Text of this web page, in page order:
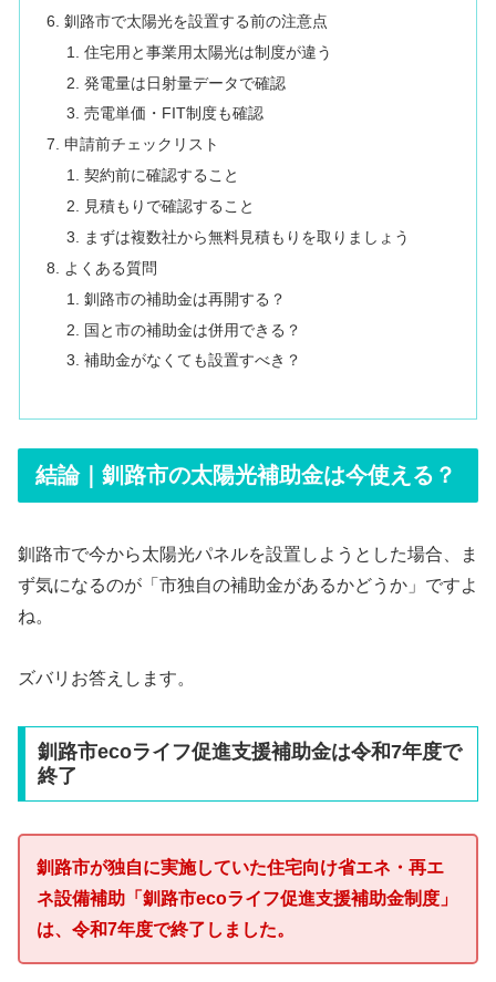
釧路市で太陽光を設置する前の注意点
住宅用と事業用太陽光は制度が違う
発電量は日射量データで確認
売電単価・FIT制度も確認
申請前チェックリスト
契約前に確認すること
見積もりで確認すること
まずは複数社から無料見積もりを取りましょう
よくある質問
釧路市の補助金は再開する？
国と市の補助金は併用できる？
補助金がなくても設置すべき？
結論｜釧路市の太陽光補助金は今使える？
釧路市で今から太陽光パネルを設置しようとした場合、ま
ず気になるのが「市独自の補助金があるかどうか」ですよ
ね。
ズバリお答えします。
釧路市ecoライフ促進支援補助金は令和7年度で
終了
釧路市が独自に実施していた住宅向け省エネ・再エ
ネ設備補助「釧路市ecoライフ促進支援補助金制度」
は、令和7年度で終了しました。